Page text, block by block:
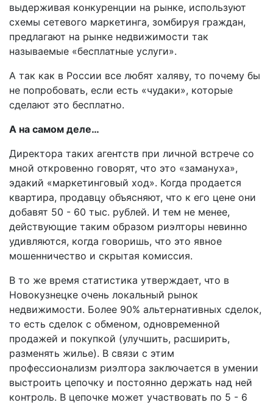
выдерживая конкуренции на рынке, используют
схемы сетевого маркетинга, зомбируя граждан,
предлагают на рынке недвижимости так
называемые «бесплатные услуги».
А так как в России все любят халяву, то почему бы
не попробовать, если есть «чудаки», которые
сделают это бесплатно.
А на самом деле…
Директора таких агентств при личной встрече со
мной откровенно говорят, что это «замануха»,
эдакий «маркетинговый ход». Когда продается
квартира, продавцу объясняют, что к его цене они
добавят 50 - 60 тыс. рублей. И тем не менее,
действующие таким образом риэлторы невинно
удивляются, когда говоришь, что это явное
мошенничество и скрытая комиссия.
В то же время статистика утверждает, что в
Новокузнецке очень локальный рынок
недвижимости. Более 90% альтернативных сделок,
то есть сделок с обменом, одновременной
продажей и покупкой (улучшить, расширить,
разменять жилье). В связи с этим
профессионализм риэлтора заключается в умении
выстроить цепочку и постоянно держать над ней
контроль. В цепочке может участвовать по 5 - 6